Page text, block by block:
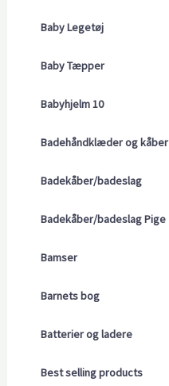
Baby Legetøj
Baby Tæpper
Babyhjelm 10
Badehåndklæder og kåber
Badekåber/badeslag
Badekåber/badeslag Pige
Bamser
Barnets bog
Batterier og ladere
Best selling products